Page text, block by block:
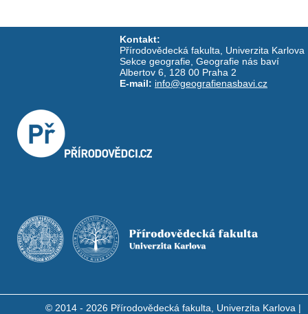
Kontakt:
Přírodovědecká fakulta, Univerzita Karlova
Sekce geografie, Geografie nás baví
Albertov 6, 128 00 Praha 2
E-mail: info@geografienasbavi.cz
© 2014 - 2026 Přírodovědecká fakulta, Univerzita Karlova |